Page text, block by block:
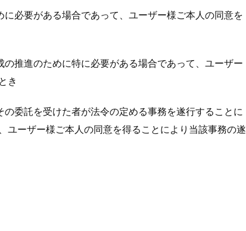
必要がある場合であって、ユーザー様ご本人の同意を
推進のために特に必要がある場合であって、ユーザー
き
委託を受けた者が法令の定める事務を遂行することに
ユーザー様ご本人の同意を得ることにより当該事務の遂